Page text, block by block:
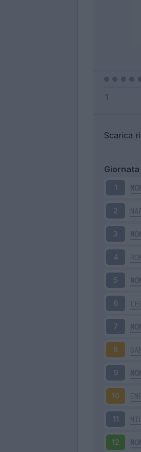
Scarica
Giornata
1
2
3
4
5
6
7
8
9
10
11
12